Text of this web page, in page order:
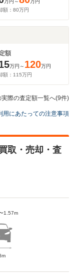
万円～
万円
額： 80万円
額
万円～ 120万円
額： 115万円
実際の査定額一覧へ(9件)
用にあたっての注意事項
取・売却・査
1.57m